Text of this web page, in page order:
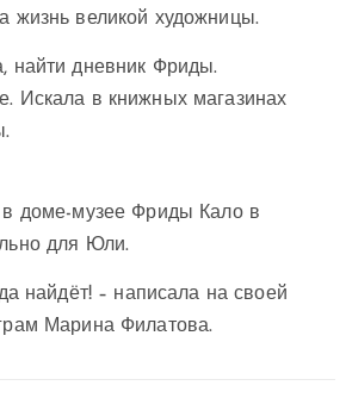
жизнь великой художницы.
найти дневник Фриды.
Искала в книжных магазинах
в доме-музее Фриды Кало в
для Юли.
найдёт! – написала на своей
Марина Филатова.